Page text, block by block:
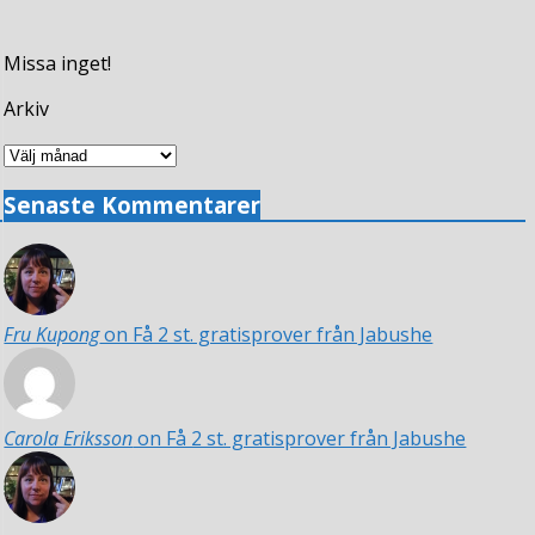
Missa inget!
Arkiv
Arkiv
Senaste Kommentarer
Fru Kupongon Få 2 st. gratisprover från Jabushe
Carola Erikssonon Få 2 st. gratisprover från Jabushe